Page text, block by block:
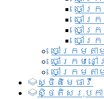
ចៅក្រ
ចៅក្
ចៅក្
ចៅក្
ចៅក្រមត
ចៅក្រមន
ចៅក្រមត
ស្ថិតិមេធាវី
សិ្ថតិសរុបកា